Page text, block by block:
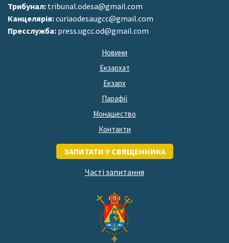
Трибунал: tribunal.odesa@gmail.com
Канцелярія:curiaodesaugcc@gmail.com
Пресслужба: press.ugcc.od@gmail.com
Новини
Екзархат
Екзарх
Парафії
Монашество
Контакти
ЗАПИТАТИ У СВЯЩЕННИКА
Часті запитання